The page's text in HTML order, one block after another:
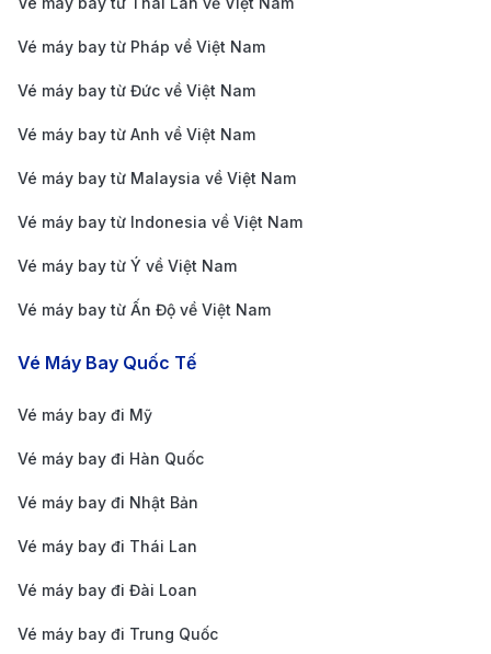
Hướng dẫn di chuyển từ sân bay Madrid-Barajas về
Sân bay Madrid-Barajas cách trung tâm thành phố
Madrid khoảng 14km, và có nhiều phương tiện di
chuyển từ sân bay vào trung tâm thành phố:
Tàu điện ngầm (Metro):Tuyến Metro Line 8 kết
bạn di chuyển nhanh chóng chỉ trong 20-30 phút.
Giá vé khoảng 4.50 EUR (khoảng 120.000 VND), là
lựa chọn tiết kiệm và tiện lợi.
chuyển phổ biến và giá rẻ từ sân bay vào trung
tâm Madrid. Tuyến 200, với giá vé 1.50 EUR
(khoảng 40.000 VND), sẽ đưa bạn đến trạm
Taxi:
Nếu bạn muốn sự thoải mái, taxi là lựa chọn
lý tưởng, đặc biệt khi mang theo nhiều hành lý. Giá
cước từ sân bay vào trung tâm dao động từ 30-40
Vé máy bay từ Pháp về Việt Nam
Vé máy bay từ Đức về Việt Nam
Vé máy bay từ Anh về Việt Nam
Vé máy bay từ Malaysia về Việt Nam
Vé máy bay từ Indonesia về Việt Nam
Vé máy bay từ Ý về Việt Nam
Vé máy bay từ Ấn Độ về Việt Nam
Vé Máy Bay Quốc Tế
Vé máy bay đi Mỹ
Vé máy bay đi Hàn Quốc
Vé máy bay đi Nhật Bản
Vé máy bay đi Thái Lan
Vé máy bay đi Đài Loan
Vé máy bay đi Trung Quốc